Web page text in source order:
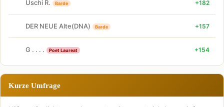
Uschi R. Barde +182
DER NEUE Alte(DNA) Barde +157
G . . . . Poet Laureat +154
Kurze Umfrage